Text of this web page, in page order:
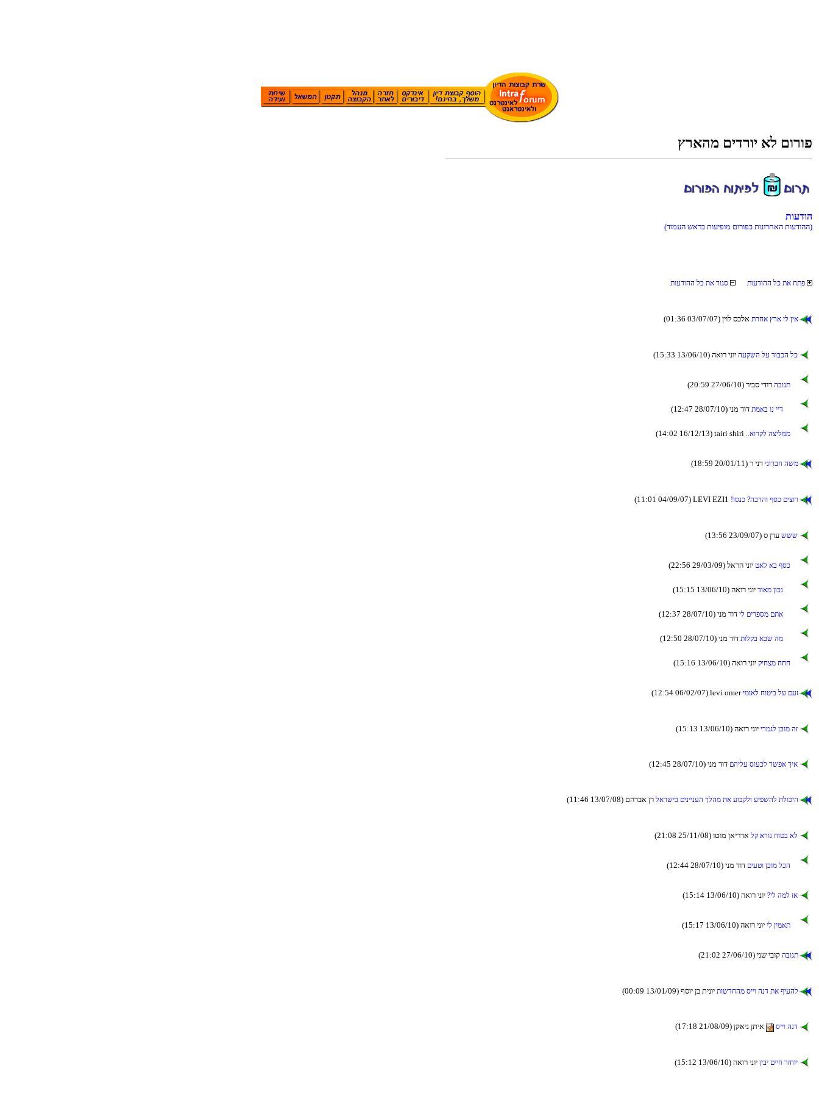
ץראהמ םידרוי אל םורופ
תועדוה
(דומעה שארב תועיפומ םורופב תונורחאה תועדוהה)
תועדוהה לכ תא רוגס תועדוהה לכ תא חתפ
(01:36 03/07/07) ןיול סכלא תרחא ץרא יל ןיא
(15:33 13/06/10) האור ינוי העקשה לע דובכה לכ
(20:59 27/06/10) ריבס ידוד הבוגת
(12:47 28/07/10) ינמ דוד תמאב ונ ייד
(14:02 16/12/13) tairi shiri ..אורקל הצילממ
(18:59 20/01/11) ר ינד ינורבח השמ
(11:01 04/09/07) LEVI EZI1 !וסנכ ?הברהו ףסכ םיצור
(13:56 23/09/07) ס ןרע ששש
(22:56 29/03/09) לארה ינוי טאל אב ףסכ
(15:15 13/06/10) האור ינוי דואמ ןוכנ
(12:37 28/07/10) ינמ דוד יל םירפסמ םתא
(12:50 28/07/10) ינמ דוד תולקב אבש המ
(15:16 13/06/10) האור ינוי קיחצמ חחח
(12:54 06/02/07) levi omerימואל חוטיב לע םעז
(15:13 13/06/10) האור ינוי ירמגל ןבומ הז
(12:45 28/07/10) ינמ דוד םהילע סועכל רשפא ךיא
(11:46 13/07/08) םהרבא ןר לארשיב םיניינעה ךלהמ תא עובקלו עיפשהל תלוכיה
(21:08 25/11/08) וטומ ןאירדא לק ארונ חוטב אל
(12:44 28/07/10) ינמ דוד םיעטו ןכומ לכה
(15:14 13/06/10) האור ינוי ?יל המל זא
(15:17 13/06/10) האור ינוי יל ןימאת
(21:02 27/06/10) ינש יבוק הבוגת
(00:09 13/01/09) ףסוי ןב תינוי תושדחהמ סייו הנד תא ףיעהל
(17:18 21/08/09) ןקאינ ןתיא סייו הנד
(15:12 13/06/10) האור ינוי ןיבי םייח רזחוי